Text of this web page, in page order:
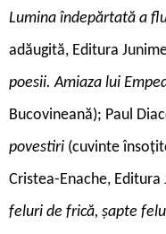
Lumina îndepărtată a
adăugită, Editura
poesii. Amiaza lui
Bucovineană); Paul
povestiri (cuvinte
Cristea-Enache,
feluri de frică, șapte